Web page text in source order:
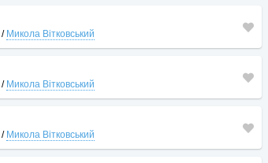
/ Микола Вітковський
/ Микола Вітковський
/ Микола Вітковський